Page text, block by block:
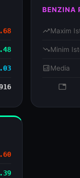
BENZINA
trending_upMaxim
trending_downMinim
analyticsMedia